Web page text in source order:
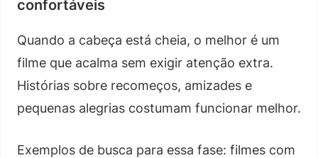
confortáveis
Quando a cabeça está cheia, o melhor é um
filme que acalma sem exigir atenção extra.
Histórias sobre recomeços, amizades e
pequenas alegrias costumam funcionar melhor.
Exemplos de busca para essa fase: filmes com